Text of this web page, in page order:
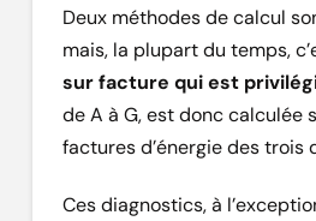
Deux méthodes de calcul
mais, la plupart du temps,
sur facture qui est
de A à G, est donc calculée
factures d’énergie des trois
Ces diagnostics, à